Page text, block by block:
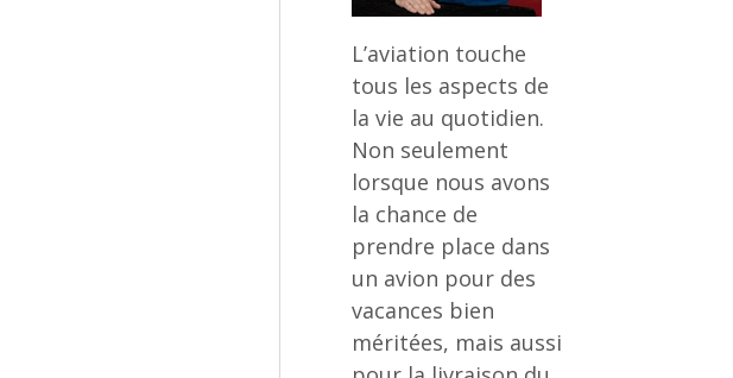
L’aviation touche
tous les aspects de
la vie au quotidien.
Non seulement
lorsque nous avons
la chance de
prendre place dans
un avion pour des
vacances bien
méritées, mais aussi